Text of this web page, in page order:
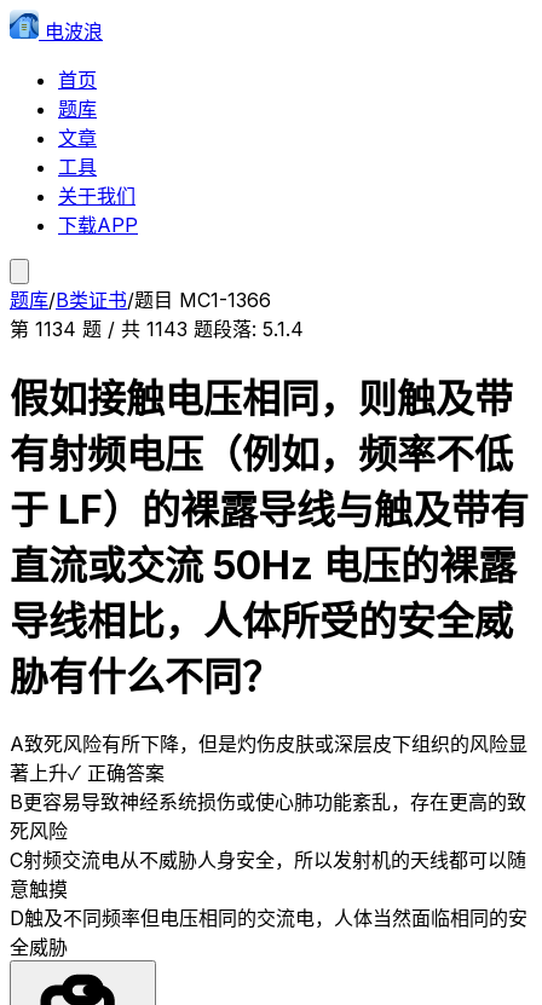
电波浪
首页
题库
文章
工具
关于我们
下载APP
题库/B类证书/题目 MC1-1366
第 1134 题 / 共 1143 题段落: 5.1.4
假如接触电压相同，则触及带
有射频电压（例如，频率不低
于 LF）的裸露导线与触及带有
直流或交流 50Hz 电压的裸露
导线相比，人体所受的安全威
胁有什么不同？
A致死风险有所下降，但是灼伤皮肤或深层皮下组织的风险显
著上升✓ 正确答案
B更容易导致神经系统损伤或使心肺功能紊乱，存在更高的致
死风险
C射频交流电从不威胁人身安全，所以发射机的天线都可以随
意触摸
D触及不同频率但电压相同的交流电，人体当然面临相同的安
全威胁